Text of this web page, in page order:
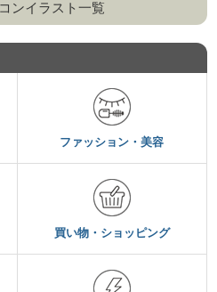
ンイラスト一覧
ファッション・美容
買い物・ショッピング